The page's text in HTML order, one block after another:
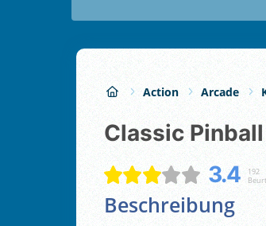
Action Arcade
Classic Pinball
3.4
192
Beschreibung